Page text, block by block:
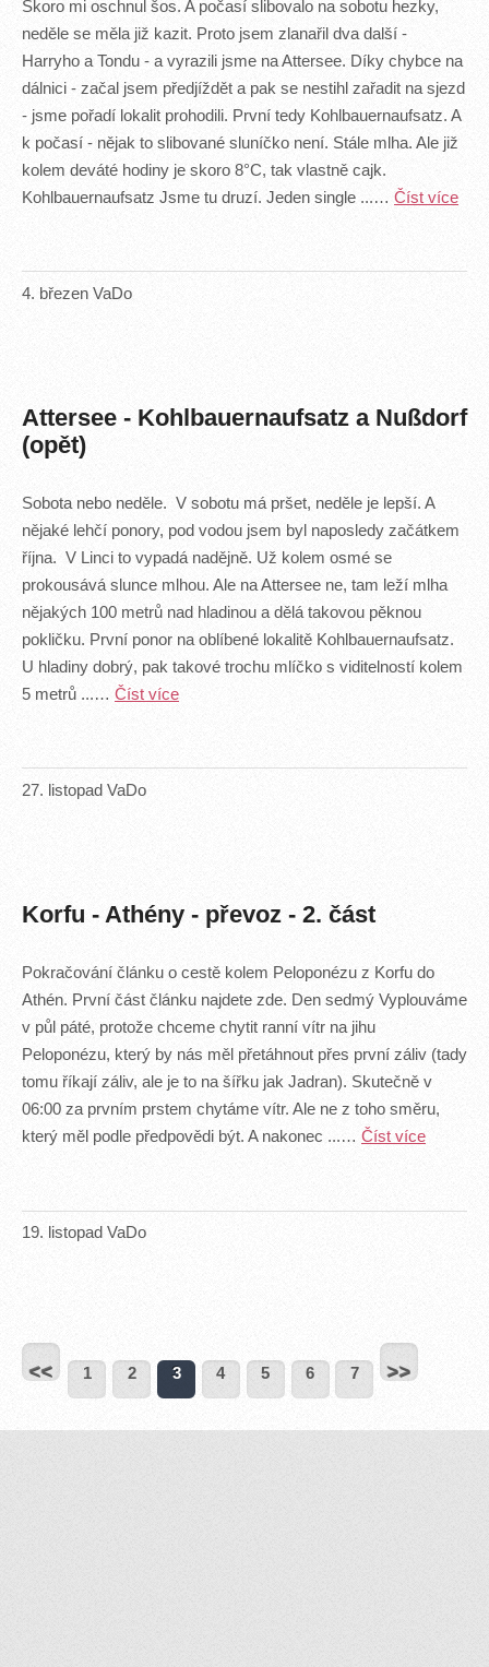
4. březen VaDo
Skoro mi oschnul šos. A počasí slibovalo na sobotu hezky,
neděle se měla již kazit. Proto jsem zlanařil dva další -
Harryho a Tondu - a vyrazili jsme na Attersee. Díky chybce na
dálnici - začal jsem předjíždět a pak se nestihl zařadit na sjezd
- jsme pořadí lokalit prohodili. První tedy Kohlbauernaufsatz. A
k počasí - nějak to slibované sluníčko není. Stále mlha. Ale již
kolem deváté hodiny je skoro 8°C, tak vlastně cajk.
Kohlbauernaufsatz Jsme tu druzí. Jeden single ...… Číst více
Attersee - Kohlbauernaufsatz a Nußdorf
(opět)
27. listopad VaDo
Sobota nebo neděle. V sobotu má pršet, neděle je lepší. A
nějaké lehčí ponory, pod vodou jsem byl naposledy začátkem
října. V Linci to vypadá nadějně. Už kolem osmé se
prokousává slunce mlhou. Ale na Attersee ne, tam leží mlha
nějakých 100 metrů nad hladinou a dělá takovou pěknou
pokličku. První ponor na oblíbené lokalitě Kohlbauernaufsatz.
U hladiny dobrý, pak takové trochu mlíčko s viditelností kolem
5 metrů ...… Číst více
Korfu - Athény - převoz - 2. část
19. listopad VaDo
Pokračování článku o cestě kolem Peloponézu z Korfu do
Athén. První část článku najdete zde. Den sedmý Vyplouváme
v půl páté, protože chceme chytit ranní vítr na jihu
Peloponézu, který by nás měl přetáhnout přes první záliv (tady
tomu říkají záliv, ale je to na šířku jak Jadran). Skutečně v
06:00 za prvním prstem chytáme vítr. Ale ne z toho směru,
který měl podle předpovědi být. A nakonec ...… Číst více
<< 1 2 3 4 5 6 7 >>